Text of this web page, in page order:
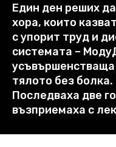
Един ден реших
хора, които казват
с упорит труд и
системата –
тялото без болка.
Последваха две
възприемаха с